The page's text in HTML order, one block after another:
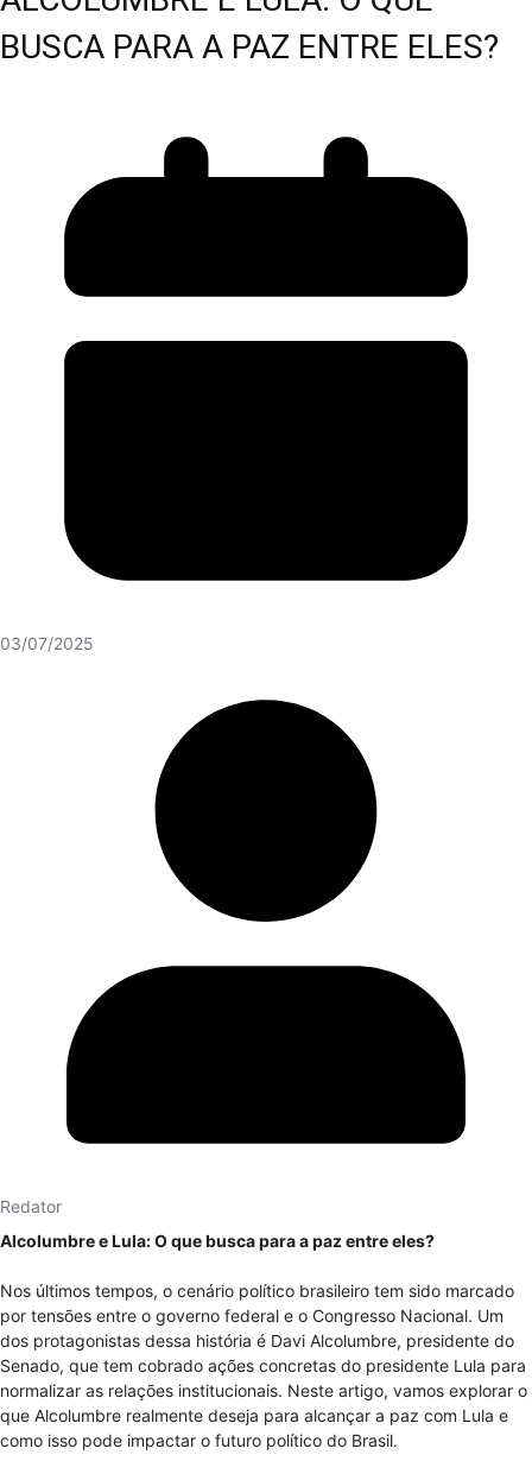
BUSCA PARA A PAZ ENTRE ELES?
03/07/2025
Redator
Alcolumbre e Lula: O que busca para a paz entre eles?
Nos últimos tempos, o cenário político brasileiro tem sido marcado
por tensões entre o governo federal e o Congresso Nacional. Um
dos protagonistas dessa história é Davi Alcolumbre, presidente do
Senado, que tem cobrado ações concretas do presidente Lula para
normalizar as relações institucionais. Neste artigo, vamos explorar o
que Alcolumbre realmente deseja para alcançar a paz com Lula e
como isso pode impactar o futuro político do Brasil.